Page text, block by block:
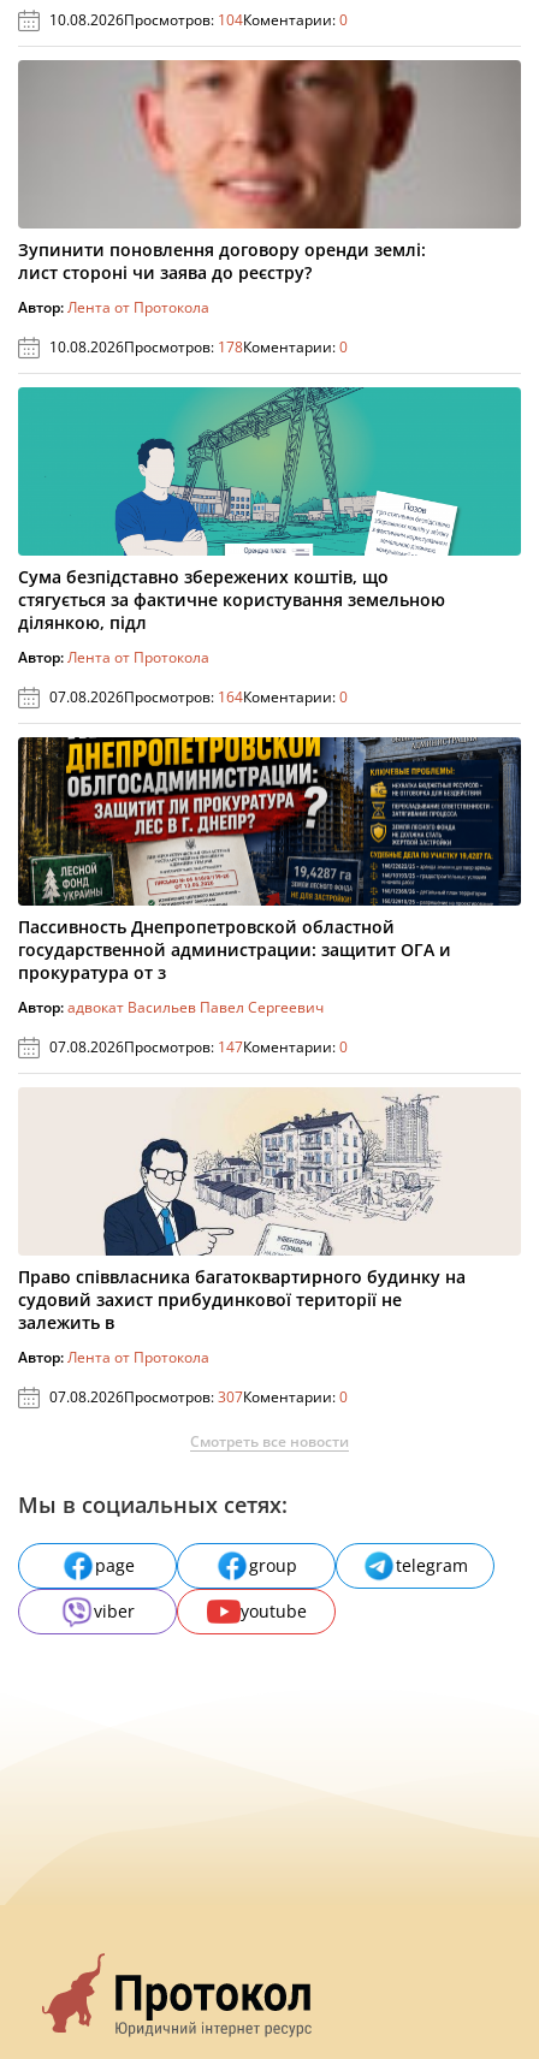
10.08.2026Просмотров: 104Коментарии:0
Зупинити поновлення договору оренди землі:
лист стороні чи заява до реєстру?
Автор:Лента от Протокола
10.08.2026Просмотров: 178Коментарии:0
Сума безпідставно збережених коштів, що
стягується за фактичне користування земельною
ділянкою, підл
Автор:Лента от Протокола
07.08.2026Просмотров: 164Коментарии:0
Пассивность Днепропетровской областной
государственной администрации: защитит ОГА и
прокуратура от з
Автор:адвокат Васильев Павел Сергеевич
07.08.2026Просмотров: 147Коментарии:0
Право співвласника багатоквартирного будинку на
судовий захист прибудинкової території не
залежить в
Автор:Лента от Протокола
07.08.2026Просмотров:307Коментарии:0
Смотреть все новости
Мы в социальных сетях:
page group
telegram
viber
youtube